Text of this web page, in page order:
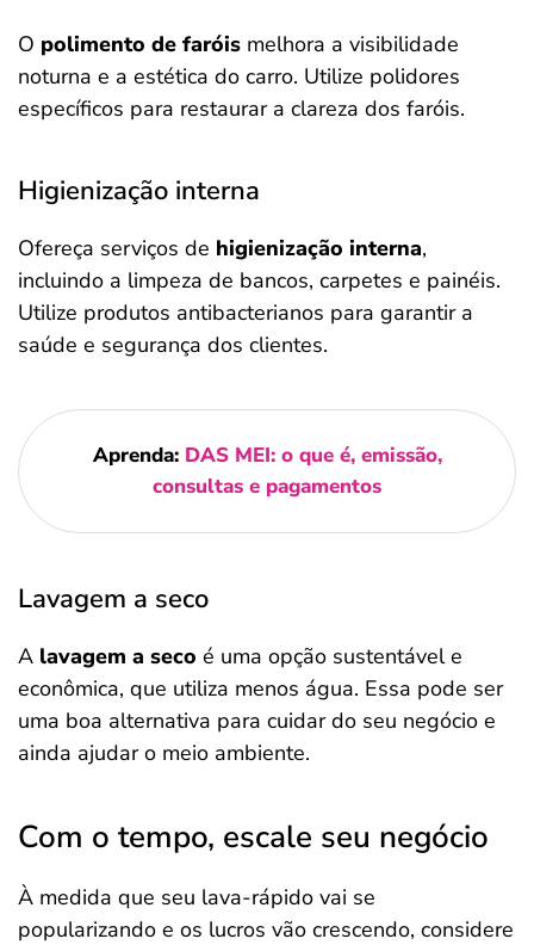
O polimento de faróis melhora a visibilidade
noturna e a estética do carro. Utilize polidores
específicos para restaurar a clareza dos faróis.
Higienização interna
Ofereça serviços de higienização interna,
incluindo a limpeza de bancos, carpetes e painéis.
Utilize produtos antibacterianos para garantir a
saúde e segurança dos clientes.
Aprenda: DAS MEI: o que é, emissão,
consultas e pagamentos
Lavagem a seco
A lavagem a seco é uma opção sustentável e
econômica, que utiliza menos água. Essa pode ser
uma boa alternativa para cuidar do seu negócio e
ainda ajudar o meio ambiente.
Com o tempo, escale seu negócio
À medida que seu lava-rápido vai se
popularizando e os lucros vão crescendo, considere